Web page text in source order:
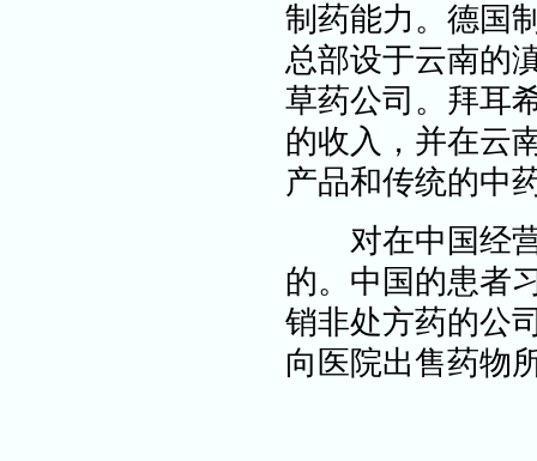
制药能力。德国
总部设于云南的
草药公司。拜耳
的收入，并在云
产品和传统的中
对在中国经营
的。中国的患者
销非处方药的公
向医院出售药物